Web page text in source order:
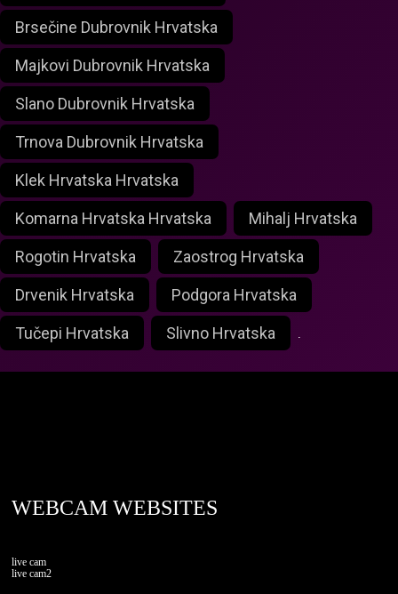
Brsečine Dubrovnik Hrvatska
Majkovi Dubrovnik Hrvatska
Slano Dubrovnik Hrvatska
Trnova Dubrovnik Hrvatska
Klek Hrvatska Hrvatska
Komarna Hrvatska Hrvatska Mihalj Hrvatska
Rogotin Hrvatska Zaostrog Hrvatska
Drvenik Hrvatska Podgora Hrvatska
Tučepi Hrvatska Slivno Hrvatska .
WEBCAM WEBSITES
live cam
live cam2